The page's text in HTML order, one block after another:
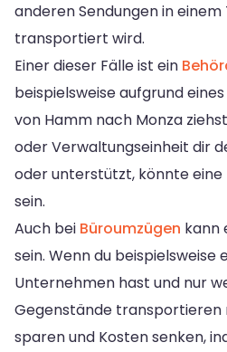
anderen Sendungen in
transportiert wird.
Einer dieser Fälle ist ein
beispielsweise aufgrund
von Hamm nach Monza
oder Verwaltungseinheit dir
oder unterstützt, könnte eine
sein.
Auch bei Büroumzügen kann
sein. Wenn du beispielsweise
Unternehmen hast und nur
Gegenstände transportieren
sparen und Kosten senken,